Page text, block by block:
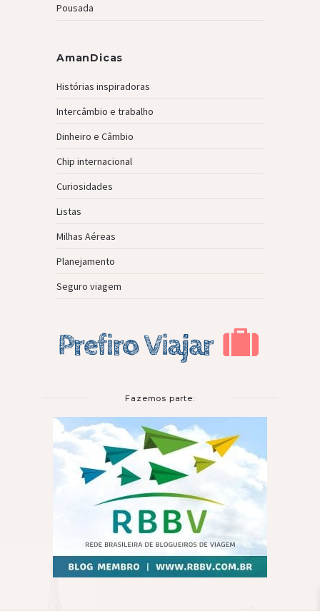
Pousada
AmanDicas
Histórias inspiradoras
Intercâmbio e trabalho
Dinheiro e Câmbio
Chip internacional
Curiosidades
Listas
Milhas Aéreas
Planejamento
Seguro viagem
Fazemos parte: